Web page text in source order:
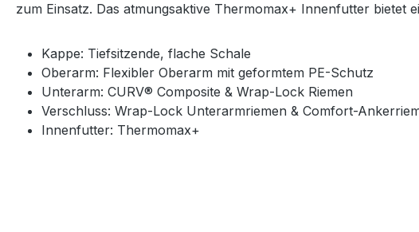
zum Einsatz. Das atmungsaktive Thermomax+ Innenfutter bietet
Kappe: Tiefsitzende, flache Schale
Oberarm: Flexibler Oberarm mit geformtem PE-Schutz
Unterarm: CURV® Composite & Wrap-Lock Riemen
Verschluss: Wrap-Lock Unterarmriemen & Comfort-
Innenfutter: Thermomax+